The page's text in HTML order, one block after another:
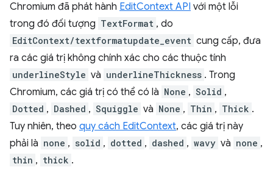
Chromium đã phát hành EditContext API với một lỗi
trong đó đối tượng TextFormat , do
EditContext/textformatupdate_event cung cấp, đưa
ra các giá trị không chính xác cho các thuộc tính
underlineStyle và underlineThickness . Trong
Chromium, các giá trị có thể có là None , Solid ,
Dotted , Dashed , Squiggle và None , Thin , Thick .
Tuy nhiên, theo quy cách EditContext, các giá trị này
phải là none , solid , dotted , dashed , wavy và none ,
thin , thick .